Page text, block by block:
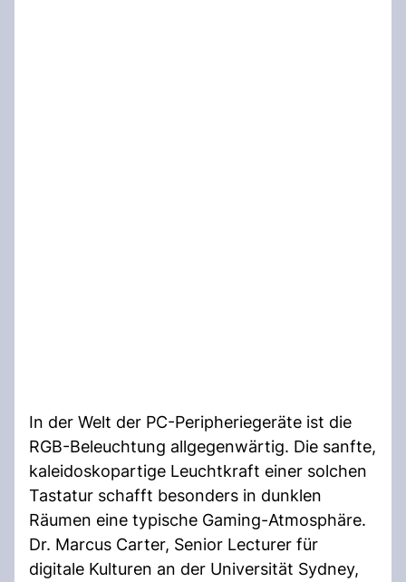
In der Welt der PC-Peripheriegeräte ist die
RGB-Beleuchtung allgegenwärtig. Die sanfte,
kaleidoskopartige Leuchtkraft einer solchen
Tastatur schafft besonders in dunklen
Räumen eine typische Gaming-Atmosphäre.
Dr. Marcus Carter, Senior Lecturer für
digitale Kulturen an der Universität Sydney,